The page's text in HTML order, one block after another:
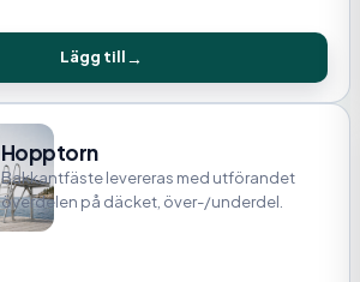
Lägg till
Hopptorn
Bakkantfäste levereras med utförandet
överdelen på däcket, över-/underdel.